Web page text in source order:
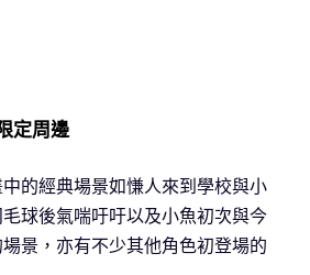
定周邊
的經典場景如慊人來到學校與小
球後氣喘吁吁以及小魚初次與今
景，亦有不少其他角色初登場的